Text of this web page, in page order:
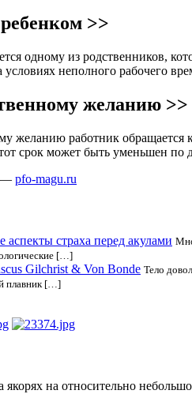
>>
одному из родственников,
условиях неполного рабочего
желанию >>
желанию работник обращается
срок может быть уменьшен
— pfo-magu.ru
аспекты страха перед акулами
[…]
Gilchrist & Von Bonde Тело
плавник […]
якорях на относительно